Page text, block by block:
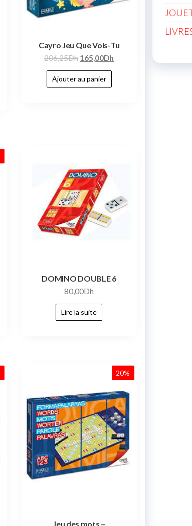
Cayro Jeu Que Vois-Tu
206,25Dh 165,00Dh
Ajouter au panier
DOMINO DOUBLE 6
80,00Dh
Lire la suite
20%
Jeu des mots –